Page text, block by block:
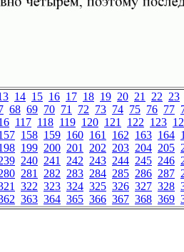
14 15 16 17 18 19 20 21 22 23
68 69 70 71 72 73 74 75 76 77
117 118 119 120 121 122 123
158 159 160 161 162 163 164
199 200 201 202 203 204 205
240 241 242 243 244 245 246
281 282 283 284 285 286 287
322 323 324 325 326 327 328
363 364 365 366 367 368 369